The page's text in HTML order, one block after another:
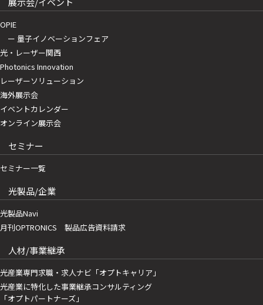
OPIE
ー 量子イノベーションフェア
光・レーザー関西
Photonics Innovation
レーザーソリューション
海外展示会
イベントカレンダー
オンライン展示会
セミナー
セミナー一覧
光製品/企業
光製品Navi
月刊OPTRONICS 製品広告資料請求
人材/事業継承
光産業専門求職・求人ナビ「オプトキャリア」
光産業に特化した事業継承コンサルティング
「オプトパートナーズ」